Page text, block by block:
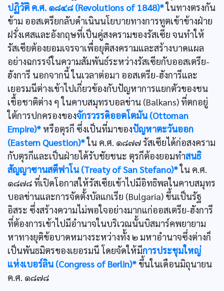
ปฏิวัติ ค.ศ. ๑๘๔๘ (Revolutions of 1848)*ในทางตรงกัน
ข้าม ออสเตรียกลับดำเนินนโยบายทางการทูตเข้าข้างฝ่าย
ฝรั่งเศสและอังกฤษที่เป็นคู่สงครามของรัสเซีย จนทำให้
รัสเซียต้องยอมเจรจาเพื่อยุติสงครามและสร้างบาดแผล
อย่างฉกรรจ์ในความสัมพันธ์ระหว่างรัสเซียกับออสเตรีย-
ฮังการี นอกจากนี้ ในเวลาต่อมา ออสเตรีย-ฮังการีและ
เยอรมนีต่างเข้าไปเกี่ยวข้องกับปัญหาการแยกตัวของชน
เชื้อชาติต่าง ๆ ในคาบสมุทรบอลข่าน (Balkans) ที่ตกอยู่
ใต้การปกครองของจักรวรรดิออตโตมัน (Ottoman
Empire)* หรือตุรกี ซึ่งเป็นที่มาของปัญหาตะวันออก
(Eastern Question)*ใน ค.ศ. ๑๘๗๗ รัสเซียได้ก่อสงคราม
กับตุรกีและเป็นฝ่ายได้รับชัยชนะ ตุรกีต้องยอมทำสนธิ
สัญญาซานสตีฟาโน (Treaty of San Stefano)*ใน ค.ศ.
๑๘๗๘ ที่เปิดโอกาสให้รัสเซียเข้าไปมีอิทธิพลในคาบสมุทร
บอลข่านและการจัดตั้งบัลแกเรีย (Bulgaria) ขึ้นเป็นรัฐ
อิสระ ซึ่งสร้างความไม่พอใจอย่างมากแก่ออสเตรีย-ฮังการี
ที่ต้องการเข้าไปมีอำนาจในบริเวณนั้นบิสมาร์คพยายาม
หาทางยุติข้อบาดหมางระหว่างทั้ง ๒ มหาอำนาจซึ่งต่างก็
เป็นพันธมิตรของเยอรมนี โดยจัดให้มีการประชุมใหญ่
แห่งเบอร์ลิน (Congress of Berlin)* ขึ้นในเดือนมิถุนายน
ค.ศ. ๑๘๗๘